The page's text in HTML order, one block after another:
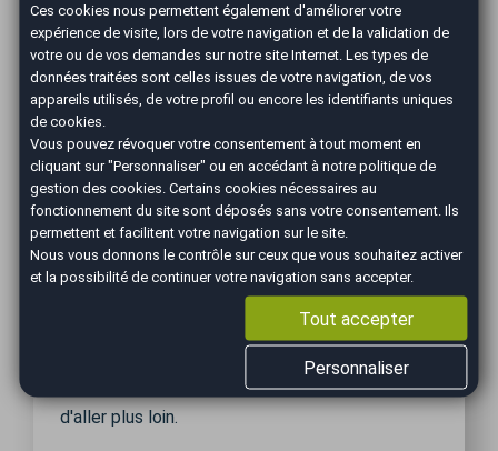
1. Premier contact :
manifestez votre intérêt
Tout commence par une simple démarche :
exprimer votre intérêt. Il vous suffit de remplir
notre formulaire de contact pour nous faire part
de votre motivation et de votre projet. En
retour, nous vous envoyons une documentation
complète expliquant en détail :
Le concept de la franchise AutoEasy
Les nombreux avantages à nous rejoindre
Cette première étape vous permet d'obtenir
toutes les informations essentielles avant
d'aller plus loin.
Ces cookies nous permettent également d'améliorer votre
expérience de visite, lors de votre navigation et de la validation de
votre ou de vos demandes sur notre site Internet. Les types de
données traitées sont celles issues de votre navigation, de vos
appareils utilisés, de votre profil ou encore les identifiants uniques
de cookies.
Vous pouvez révoquer votre consentement à tout moment en
cliquant sur "Personnaliser" ou en accédant à notrepolitique de
gestion des cookies . Certains cookies nécessaires au
fonctionnement du site sont déposés sans votre consentement. Ils
permettent et facilitent votre navigation sur le site.
Nous vous donnons le contrôle sur ceux que vous souhaitez activer
et la possibilité de continuer votre navigation sans accepter.
Tout accepter
Personnaliser